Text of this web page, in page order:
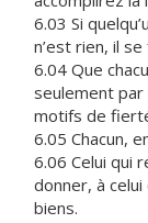
6.03 Si
n’est rien, il
6.04 Que
seulement par
motifs de
6.05 Chacun,
6.06 Celui qui
donner, à
biens.